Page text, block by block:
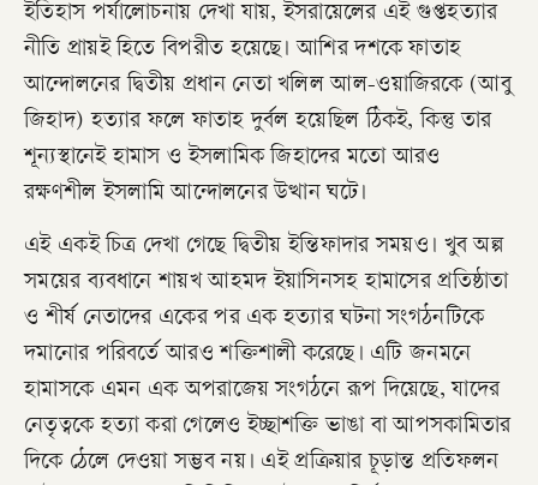
​ইতিহাস পর্যালোচনায় দেখা যায়, ইসরায়েলের এই গুপ্তহত্যার
নীতি প্রায়ই হিতে বিপরীত হয়েছে। আশির দশকে ফাতাহ
আন্দোলনের দ্বিতীয় প্রধান নেতা খলিল আল-ওয়াজিরকে (আবু
জিহাদ) হত্যার ফলে ফাতাহ দুর্বল হয়েছিল ঠিকই, কিন্তু তার
শূন্যস্থানেই হামাস ও ইসলামিক জিহাদের মতো আরও
রক্ষণশীল ইসলামি আন্দোলনের উত্থান ঘটে।
এই একই চিত্র দেখা গেছে দ্বিতীয় ইন্তিফাদার সময়ও। খুব অল্প
সময়ের ব্যবধানে শায়খ আহমদ ইয়াসিনসহ হামাসের প্রতিষ্ঠাতা
ও শীর্ষ নেতাদের একের পর এক হত্যার ঘটনা সংগঠনটিকে
দমানোর পরিবর্তে আরও শক্তিশালী করেছে। এটি জনমনে
হামাসকে এমন এক অপরাজেয় সংগঠনে রূপ দিয়েছে, যাদের
নেতৃত্বকে হত্যা করা গেলেও ইচ্ছাশক্তি ভাঙা বা আপসকামিতার
দিকে ঠেলে দেওয়া সম্ভব নয়। এই প্রক্রিয়ার চূড়ান্ত প্রতিফলন